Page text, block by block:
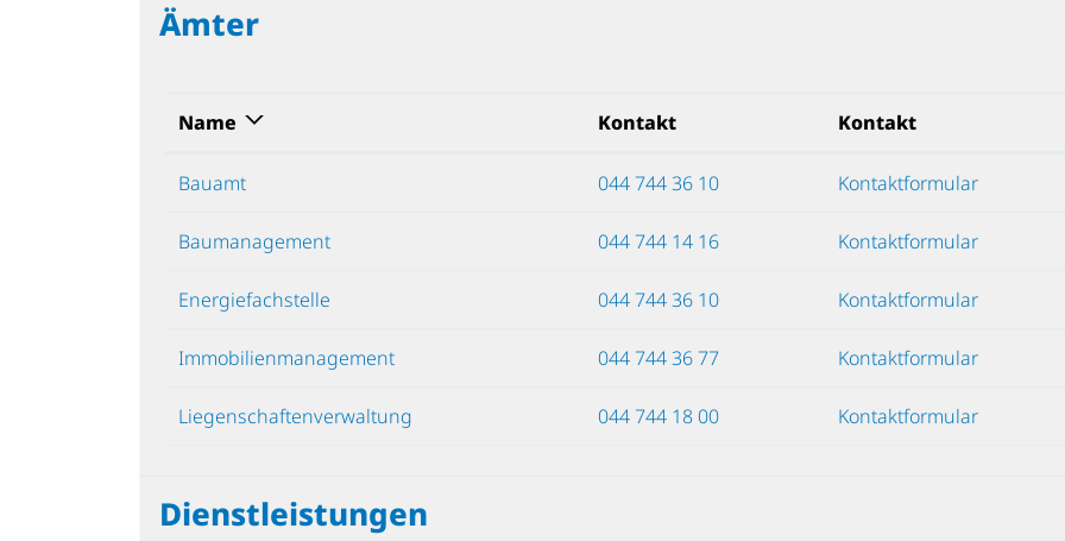
Ämter
Name Kontakt Kontakt
Bauamt 044 744 36 10 Kontaktformular
Baumanagement 044 744 14 16 Kontaktformular
Energiefachstelle 044 744 36 10 Kontaktformular
Immobilienmanagement 044 744 36 77 Kontaktformular
Liegenschaftenverwaltung 044 744 18 00 Kontaktformular
Dienstleistungen